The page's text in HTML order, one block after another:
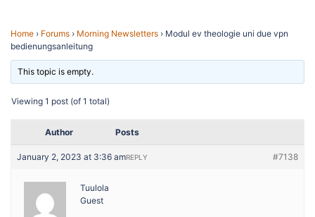
Home › Forums › Morning Newsletters › Modul ev theologie uni due vpn
bedienungsanleitung
This topic is empty.
Viewing 1 post (of 1 total)
Author Posts
January 2, 2023 at 3:36 am #7138
REPLY
Tuulola
Guest